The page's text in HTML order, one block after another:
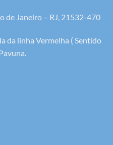
de Janeiro – RJ, 21532-470
da linha Vermelha ( Sentido